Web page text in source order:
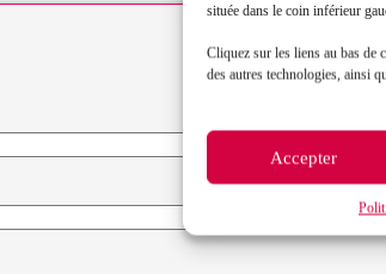
située dans le coin inférieur
Cliquez sur les liens au bas de
des autres technologies, ainsi
Accepter